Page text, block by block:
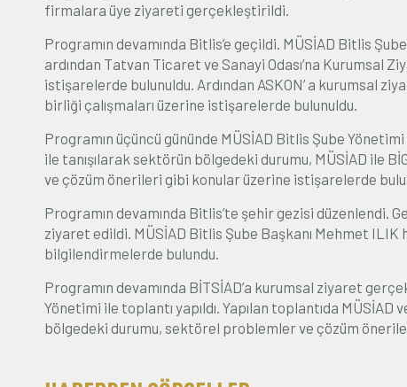
firmalara üye ziyareti gerçekleştirildi.
Programın devamında Bitlis’e geçildi. MÜSİAD Bitlis
ardından Tatvan Ticaret ve Sanayi Odası’na
istişarelerde bulunuldu. Ardından ASKON’ a kurumsal
birliği çalışmaları üzerine istişarelerde bulunuldu.
Programın üçüncü gününde MÜSİAD Bitlis Şube
ile tanışılarak sektörün bölgedeki durumu, MÜSİAD ile
ve çözüm önerileri gibi konular üzerine istişarelerde
Programın devamında Bitlis’te şehir gezisi düzenlendi.
ziyaret edildi. MÜSİAD Bitlis Şube Başkanı Mehmet
bilgilendirmelerde bulundu.
Programın devamında BİTSİAD’a kurumsal ziyaret
Yönetimi ile toplantı yapıldı. Yapılan toplantıda
bölgedeki durumu, sektörel problemler ve çözüm